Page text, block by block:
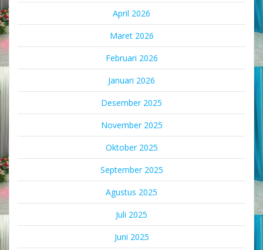
April 2026
Maret 2026
Februari 2026
Januari 2026
Desember 2025
November 2025
Oktober 2025
September 2025
Agustus 2025
Juli 2025
Juni 2025